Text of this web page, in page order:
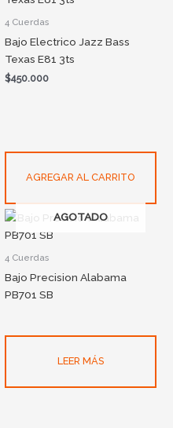
4 Cuerdas
Bajo Electrico Jazz Bass
Texas E81 3ts
$450.000
AGREGAR AL CARRITO
AGOTADO
4 Cuerdas
Bajo Precision Alabama
PB701 SB
LEER MÁS